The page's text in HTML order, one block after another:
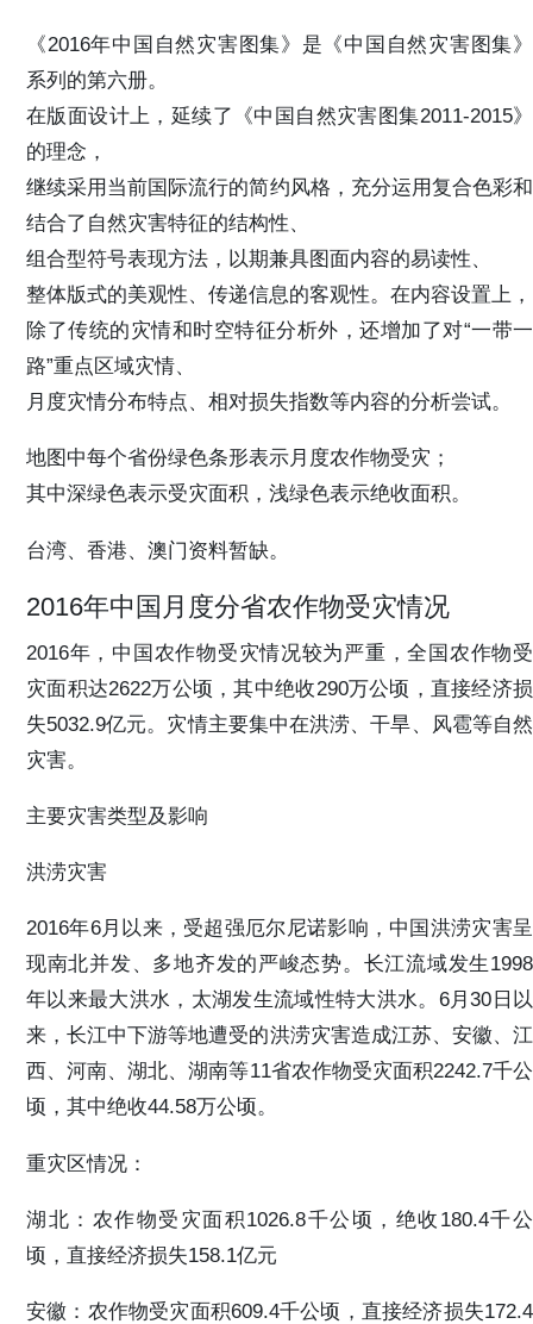
《2016年中国自然灾害图集》是《中国自然灾害图集》
系列的第六册。
在版面设计上，延续了《中国自然灾害图集2011-2015》
的理念，
继续采用当前国际流行的简约风格，充分运用复合色彩和
结合了自然灾害特征的结构性、
组合型符号表现方法，以期兼具图面内容的易读性、
整体版式的美观性、传递信息的客观性。在内容设置上，
除了传统的灾情和时空特征分析外，还增加了对“一带一
路”重点区域灾情、
月度灾情分布特点、相对损失指数等内容的分析尝试。
地图中每个省份绿色条形表示月度农作物受灾；
其中深绿色表示受灾面积，浅绿色表示绝收面积。
台湾、香港、澳门资料暂缺。
2016年中国月度分省农作物受灾情况
2016年，中国农作物受灾情况较为严重，全国农作物受
灾面积达2622万公顷，其中绝收290万公顷，直接经济损
失5032.9亿元。灾情主要集中在洪涝、干旱、风雹等自然
灾害。
主要灾害类型及影响
洪涝灾害
2016年6月以来，受超强厄尔尼诺影响，中国洪涝灾害呈
现南北并发、多地齐发的严峻态势。长江流域发生1998
年以来最大洪水，太湖发生流域性特大洪水。6月30日以
来，长江中下游等地遭受的洪涝灾害造成江苏、安徽、江
西、河南、湖北、湖南等11省农作物受灾面积2242.7千公
顷，其中绝收44.58万公顷。
重灾区情况：
湖北：农作物受灾面积1026.8千公顷，绝收180.4千公
顷，直接经济损失158.1亿元
安徽：农作物受灾面积609.4千公顷，直接经济损失172.4